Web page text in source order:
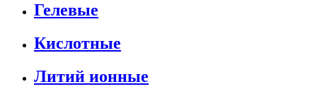
Гелевые
Кислотные
Литий ионные